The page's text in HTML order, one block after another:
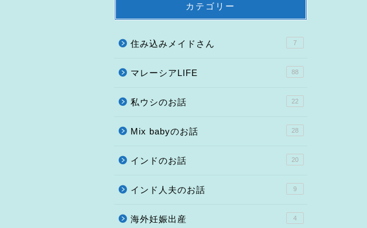
カテゴリー
住み込みメイドさん 7
マレーシアLIFE 88
私ウシのお話 22
Mix babyのお話 28
インドのお話 20
インド人夫のお話 9
海外妊娠出産 4